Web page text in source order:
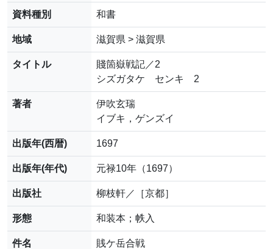
資料種別 和書
地域 滋賀県 > 滋賀県
タイトル
賤箇嶽戦記／2
シズガタケ センキ 2
著者
伊吹玄瑞
イブキ，ゲンズイ
出版年(西暦) 1697
出版年(年代) 元禄10年（1697）
出版社 柳枝軒／［京都］
形態 和装本；帙入
件名
賎ケ岳合戦